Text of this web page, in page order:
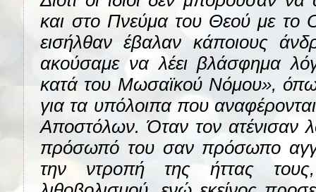
και στο Πνεύμα του Θεού με το
εισήλθαν έβαλαν κάποιους
ακούσαμε να λέει βλάσφημα
κατά του Μωσαϊκού Νόμου»,
για τα υπόλοιπα που
Αποστόλων. Όταν τον ατένισαν
πρόσωπό του σαν πρόσωπο
την ντροπή της ήττας